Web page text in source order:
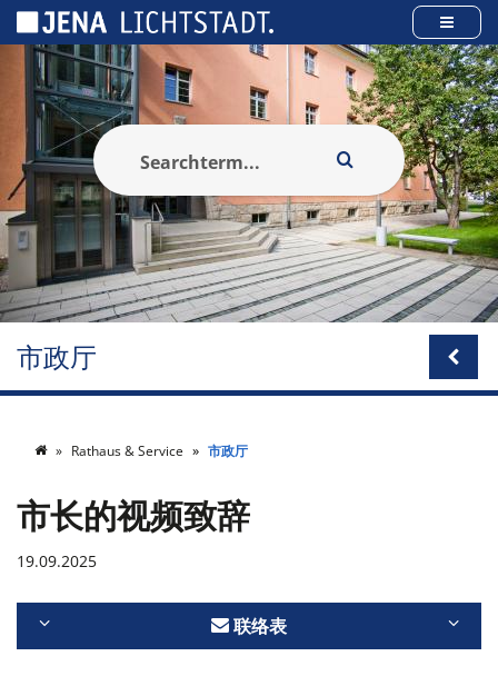
市政厅
Rathaus & Service 市政厅
市长的视频致辞
19.09.2025
联络表
Cookies management panel